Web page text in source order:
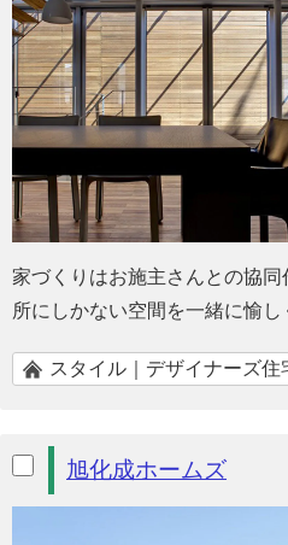
家づくりはお施主さんとの協
所にしかない空間を一緒に愉
スタイル｜デザイナーズ住
旭化成ホームズ